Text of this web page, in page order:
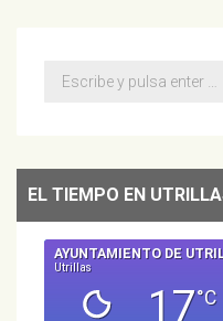
Buscar:
EL TIEMPO EN